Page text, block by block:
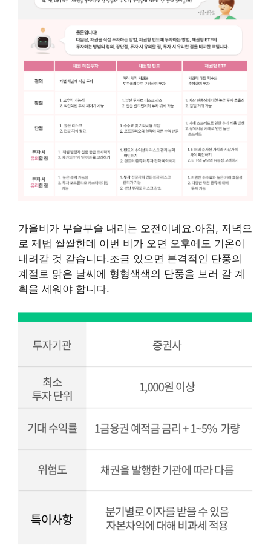
가을비가 부슬부슬 내리는 오전이네요.아침, 저녁으
로 제법 쌀쌀한데 이번 비가 오면 오후에도 기온이
내려갈 것 같습니다.조금 있으면 본격적인 단풍의
계절로 맑은 날씨에 형형색색의 단풍을 보러 갈 계
획을 세워야 합니다.